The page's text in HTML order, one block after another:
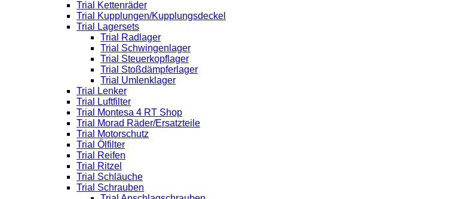
Trial Kettenräder
Trial Kupplungen/Kupplungsdeckel
Trial Lagersets
Trial Radlager
Trial Schwingenlager
Trial Steuerkopflager
Trial Stoßdämpferlager
Trial Umlenklager
Trial Lenker
Trial Luftfilter
Trial Montesa 4 RT Shop
Trial Morad Räder/Ersatzteile
Trial Motorschutz
Trial Ölfilter
Trial Reifen
Trial Ritzel
Trial Schläuche
Trial Schrauben